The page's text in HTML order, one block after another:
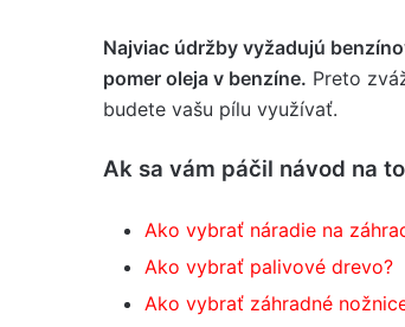
Najviac údržby vyžadujú
pomer oleja v benzíne. Preto
budete vašu pílu využívať.
Ak sa vám páčil návod na
Ako vybrať náradie na
Ako vybrať palivové drevo?
Ako vybrať záhradné